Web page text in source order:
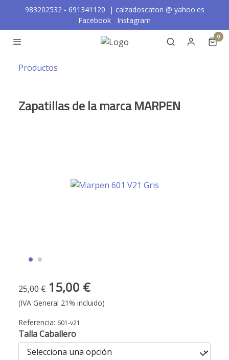
983202532 - 691341120 | calzadoscaton @ yahoo.es
Facebook
Instagram
0
Productos
Zapatillas de la marca MARPEN
25,00 €15,00 €
(IVA General 21% incluido)
Referencia: 601-v21
Talla Caballero